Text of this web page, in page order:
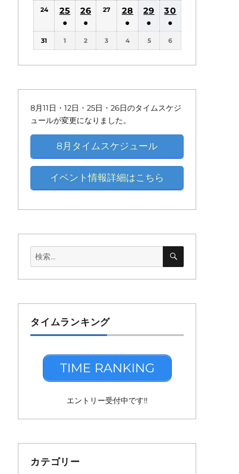
ン
ト)
ン
ン
ト)
ン
ト)
ン
ト)
イ
ン
イ
ベ
ン
イ
ン
イ
ベ
ン
イ
ベ
ン
イ
ベ
ン
(1
件
イ
(1
件
イ
(1
イ
(1
件
イ
(1
件
イ
(1
件
イ
24
25
●
件
ベ
ン
ト)
26
●
件
ベ
ン
ト)
27
28
●
件
ベ
ン
29
●
件
ベ
ン
30
●
件
ベ
ン
31 1 2 3 4 5 6
8月11日・12日・25日・26日のタイムスケジ
ュールが変更になりました。
8月タイムスケジュール
イベント情報詳細はこちら
検
索:
検
タイムランキング
TIME RANKING
エントリー受付中です!!
カテゴリー